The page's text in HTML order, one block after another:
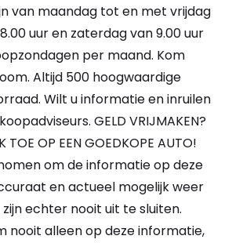
van maandag tot en met vrijdag
uur en zaterdag van 9.00 uur
per maand. Kom
Altijd 500 hoogwaardige
Wilt u informatie en inruilen
GELD VRIJMAKEN?
TOE OP EEN GOEDKOPE AUTO!
om de informatie op deze
en actueel mogelijk weer
echter nooit uit te sluiten.
nooit alleen op deze informatie,